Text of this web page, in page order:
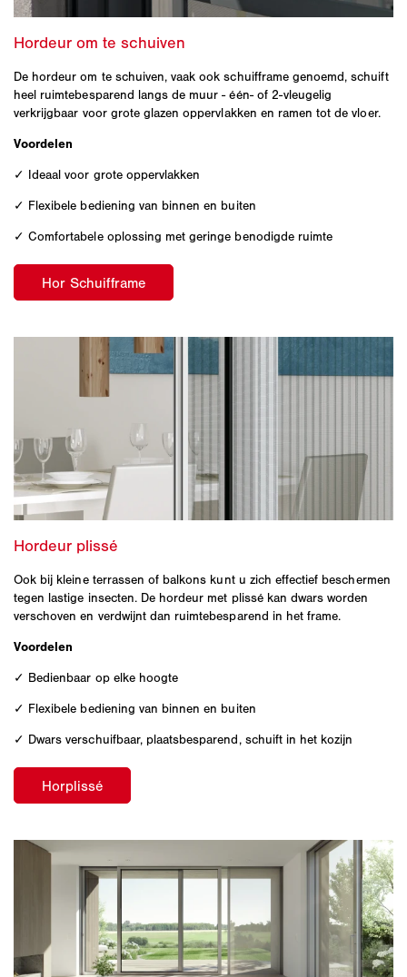
De hordeur om te schuiven, vaak ook schuifframe genoemd, schuift
heel ruimtebesparend langs de muur - één- of 2-vleugelig
verkrijgbaar voor grote glazen oppervlakken en ramen tot de vloer.
Voordelen
✓ Ideaal voor grote oppervlakken
✓ Flexibele bediening van binnen en buiten
✓ Comfortabele oplossing met geringe benodigde ruimte
Ook bij kleine terrassen of balkons kunt u zich effectief beschermen
tegen lastige insecten. De hordeur met plissé kan dwars worden
verschoven en verdwijnt dan ruimtebesparend in het frame.
Voordelen
✓ Bedienbaar op elke hoogte
✓ Flexibele bediening van binnen en buiten
✓ Dwars verschuifbaar, plaatsbesparend, schuift in het kozijn